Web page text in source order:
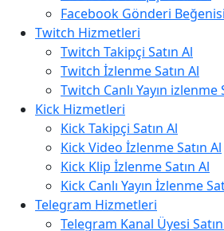
Facebook Gönderi
Twitch Hizmetleri
Twitch Takipçi Satın Al
Twitch İzlenme Satın Al
Twitch Canlı Yayın izlenme
Kick Hizmetleri
Kick Takipçi Satın Al
Kick Video İzlenme Satın Al
Kick Klip İzlenme Satın Al
Kick Canlı Yayın İzlenme
Telegram Hizmetleri
Telegram Kanal Üyesi